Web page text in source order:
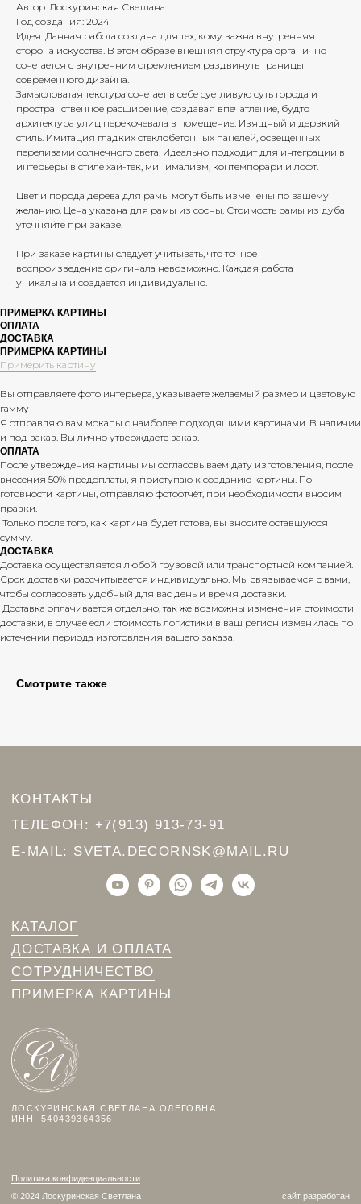
Автор: Лоскуринская Светлана
Год создания: 2024
Идея: Данная работа создана для тех, кому важна внутренняя
сторона искусства. В этом образе внешняя структура органично
сочетается с внутренним стремлением раздвинуть границы
современного дизайна.
Замысловатая текстура сочетает в себе суетливую суть города и
пространственное расширение, создавая впечатление, будто
архитектура улиц перекочевала в помещение. Изящный и дерзкий
стиль. Имитация гладких стеклобетонных панелей, освещенных
переливами солнечного света. Идеально подходит для интеграции в
интерьеры в стиле хай-тек, минимализм, контемпорари и лофт.
Цвет и порода дерева для рамы могут быть изменены по вашему
желанию. Цена указана для рамы из сосны. Стоимость рамы из дуба
уточняйте при заказе.
При заказе картины следует учитывать, что точное
воспроизведение оригинала невозможно. Каждая работа
уникальна и создается индивидуально.
ПРИМЕРКА КАРТИНЫ
ОПЛАТА
ДОСТАВКА
ПРИМЕРКА КАРТИНЫ
Примерить картину
Вы отправляете фото интерьера, указываете желаемый размер и цветовую
гамму
Я отправляю вам мокапы с наиболее подходящими картинами. В наличии
и под заказ. Вы лично утверждаете заказ.
ОПЛАТА
После утверждения картины мы согласовываем дату изготовления, после
внесения 50% предоплаты, я приступаю к созданию картины. По
готовности картины, отправляю фотоотчёт, при необходимости вносим
правки.
Только после того, как картина будет готова, вы вносите оставшуюся
сумму.
ДОСТАВКА
Доставка осуществляется любой грузовой или транспортной компанией.
Срок доставки рассчитывается индивидуально. Мы связываемся с вами,
чтобы согласовать удобный для вас день и время доставки.
Доставка оплачивается отдельно, так же возможны изменения стоимости
доставки, в случае если стоимость логистики в ваш регион изменилась по
истечении периода изготовления вашего заказа.
Смотрите также
ИНН: 540439364356
КАТАЛОГ
ДОСТАВКА И ОПЛАТА
ПРИМЕРКА КАРТИНЫ
СОТРУДНИЧЕСТВО
+7(913) 913-73-91
E-MAIL:SVETA.DECORNSK@MAIL.RU
© 2024 Лоскуринская Светлана
КОНТАКТЫ